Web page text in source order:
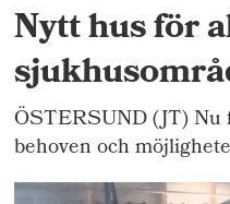
Nytt hus för
ÖSTERSUND (JT)
behoven och